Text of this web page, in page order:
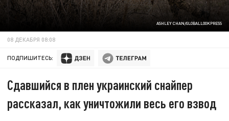
ASHLEY CHAN/GLOBALLOOKPRESS
08 ДЕКАБРЯ 08:08
ПОДПИШИТЕСЬ:
Сдавшийся в плен украинский снайпер
рассказал, как уничтожили весь его взвод